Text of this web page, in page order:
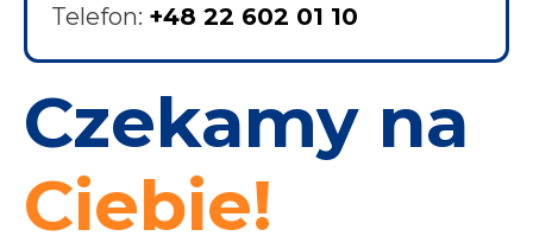
Telefon: +48 22 602 01 10
Czekamy na
Ciebie!